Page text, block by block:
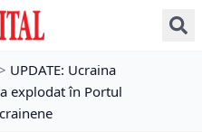
UPDATE: Ucraina
explodat în Portul